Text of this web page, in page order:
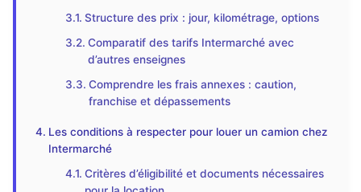
Structure des prix : jour, kilométrage, options
Comparatif des tarifs Intermarché avec
d’autres enseignes
Comprendre les frais annexes : caution,
franchise et dépassements
Les conditions à respecter pour louer un camion chez
Intermarché
Critères d’éligibilité et documents nécessaires